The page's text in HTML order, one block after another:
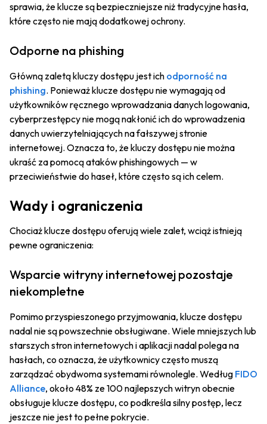
sprawia, że klucze są bezpieczniejsze niż tradycyjne hasła,
które często nie mają dodatkowej ochrony.
Odporne na phishing
Główną zaletą kluczy dostępu jest ich odporność na
phishing. Ponieważ klucze dostępu nie wymagają od
użytkowników ręcznego wprowadzania danych logowania,
cyberprzestępcy nie mogą nakłonić ich do wprowadzenia
danych uwierzytelniających na fałszywej stronie
internetowej. Oznacza to, że kluczy dostępu nie można
ukraść za pomocą ataków phishingowych — w
przeciwieństwie do haseł, które często są ich celem.
Wady i ograniczenia
Chociaż klucze dostępu oferują wiele zalet, wciąż istnieją
pewne ograniczenia:
Wsparcie witryny internetowej pozostaje
niekompletne
Pomimo przyspieszonego przyjmowania, klucze dostępu
nadal nie są powszechnie obsługiwane. Wiele mniejszych lub
starszych stron internetowych i aplikacji nadal polega na
hasłach, co oznacza, że użytkownicy często muszą
zarządzać obydwoma systemami równolegle. Według FIDO
Alliance, około 48% ze 100 najlepszych witryn obecnie
obsługuje klucze dostępu, co podkreśla silny postęp, lecz
jeszcze nie jest to pełne pokrycie.